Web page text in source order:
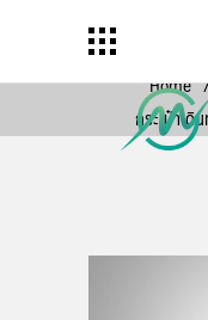
Home
กระเป๋าเดิ